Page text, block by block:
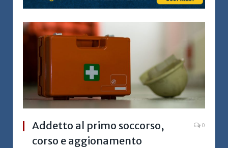
Addetto al primo soccorso,
corso e aggionamento
0